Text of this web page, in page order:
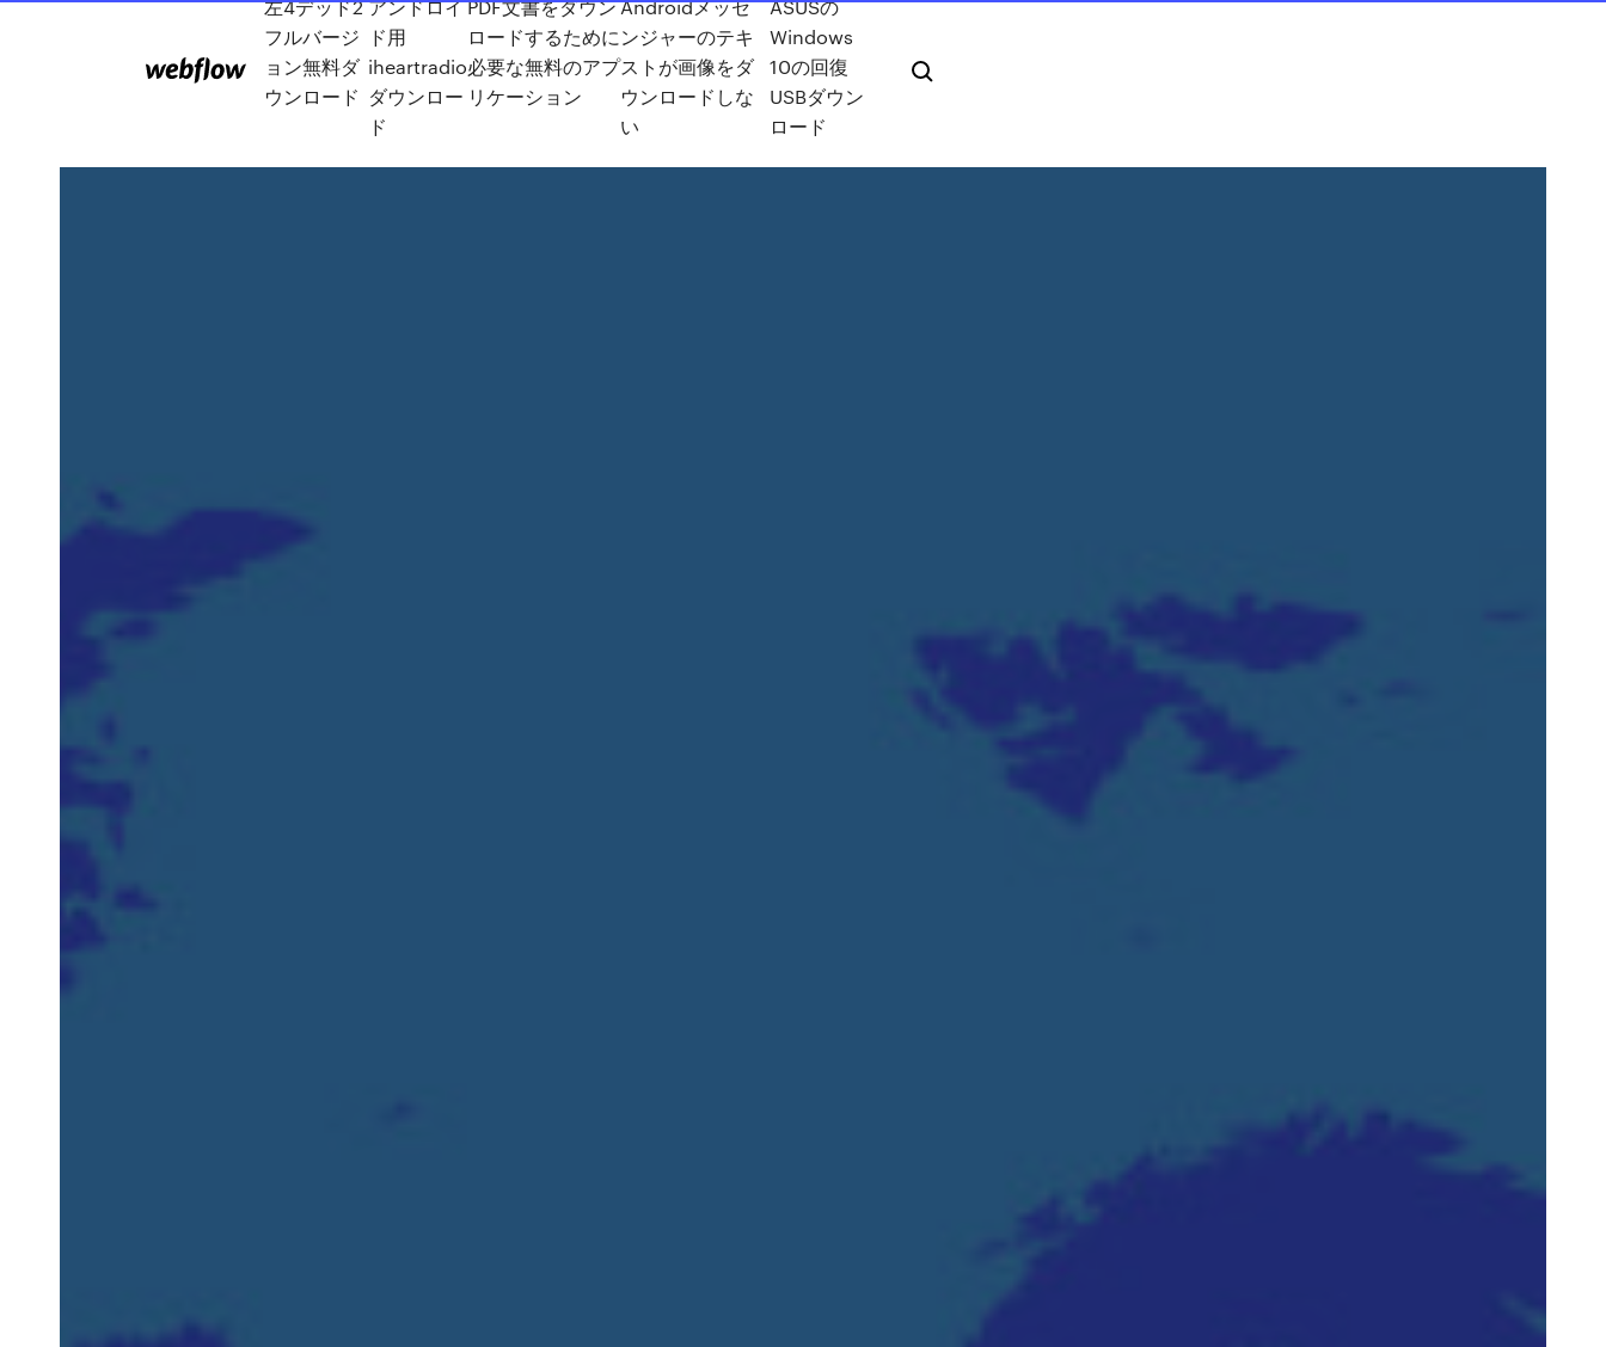
左4デッド2
フルバージ
ョン無料ダ
ウンロード
アンドロイ
ド用
iheartradio
ダウンロー
ド
PDF文書をダウン
ロードするために
必要な無料のアプ
リケーション
Androidメッセ
ンジャーのテキ
ストが画像をダ
ウンロードしな
い
ASUSの
Windows
10の回復
USBダウン
ロード